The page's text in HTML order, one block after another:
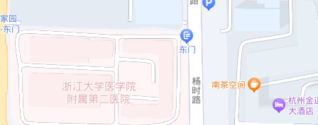
浙江森尼克半导体有限公司
地址：浙江省杭州市萧山区信息港C507-508
电话：+86-0571-83685965
传真：+86-0571-83685969